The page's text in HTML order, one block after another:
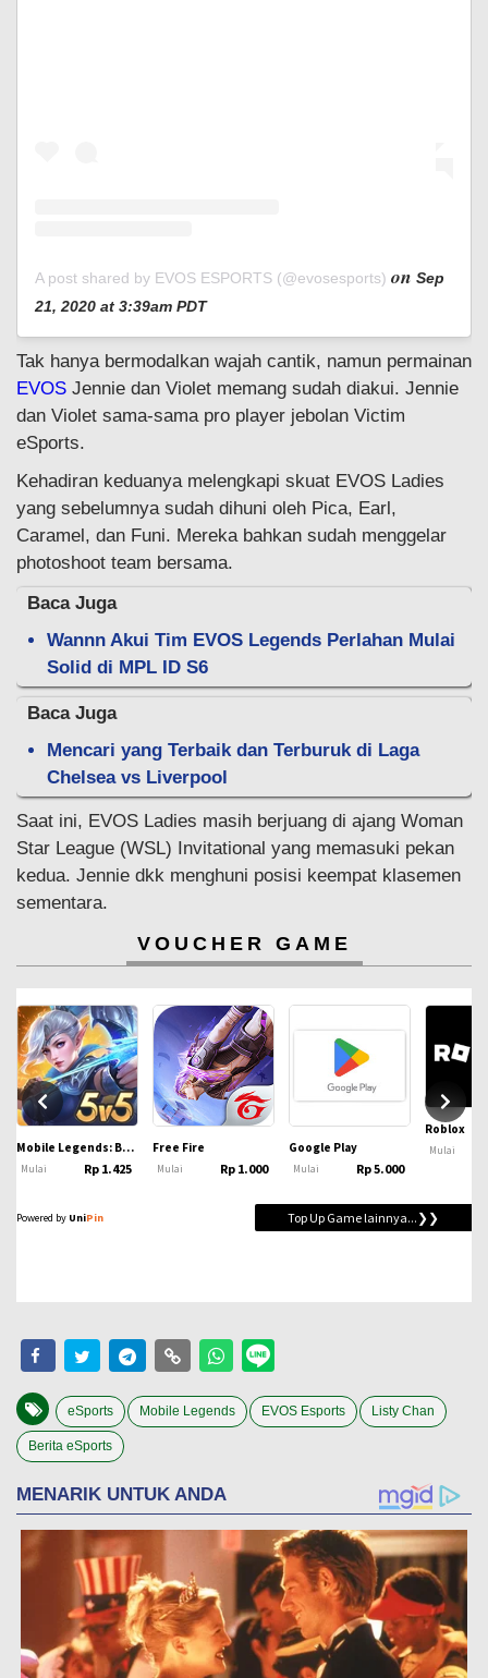
A post shared by EVOS ESPORTS (@evosesports) on Sep
21, 2020 at 3:39am PDT
Tak hanya bermodalkan wajah cantik, namun permainan
EVOS Jennie dan Violet memang sudah diakui. Jennie
dan Violet sama-sama pro player jebolan Victim
eSports.
Kehadiran keduanya melengkapi skuat EVOS Ladies
yang sebelumnya sudah dihuni oleh Pica, Earl,
Caramel, dan Funi. Mereka bahkan sudah menggelar
photoshoot team bersama.
Baca Juga
Wannn Akui Tim EVOS Legends Perlahan Mulai
Solid di MPL ID S6
Baca Juga
Mencari yang Terbaik dan Terburuk di Laga
Chelsea vs Liverpool
Saat ini, EVOS Ladies masih berjuang di ajang Woman
Star League (WSL) Invitational yang memasuki pekan
kedua. Jennie dkk menghuni posisi keempat klasemen
sementara.
VOUCHER GAME
eSports Mobile Legends EVOS Esports Listy Chan
Berita eSports